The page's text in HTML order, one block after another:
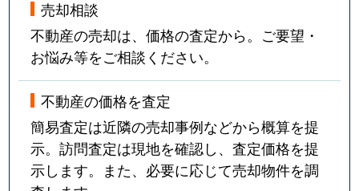
売却相談
不動産の売却は、価格の査定から。ご要望・
お悩み等をご相談ください。
不動産の価格を査定
簡易査定は近隣の売却事例などから概算を提
示。訪問査定は現地を確認し、査定価格を提
示します。また、必要に応じて売却物件を調